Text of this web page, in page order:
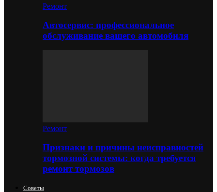
Ремонт
Автосервис: профессиональное
обслуживание вашего автомобиля
Ремонт
Признаки и причины неисправностей
тормозной системы: когда требуется
ремонт тормозов
Советы